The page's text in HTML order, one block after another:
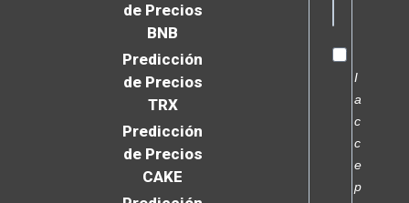
de Precios
BNB
Predicción
de Precios
TRX
Predicción
de Precios
CAKE
I
a
c
c
e
p